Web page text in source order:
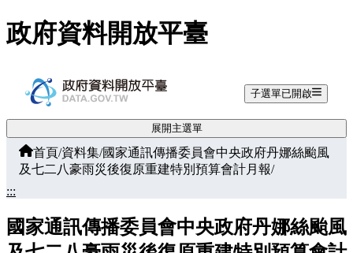
跳至主要內容
政府資料開放平臺
子選單已開啟
展開主選單
首頁/資料集/國家通訊傳播委員會中央政府丹娜絲颱風
及七二八豪雨災後復原重建特別預算會計月報/
:::
國家通訊傳播委員會中央政府丹娜絲颱風